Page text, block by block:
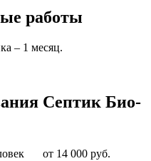
работы
– 1 месяц.
Септик Био-
от 14 000 руб.